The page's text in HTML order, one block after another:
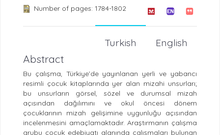
Number of pages: 1784-1802
English
Turkish
Abstract
Bu çalışma, Türkiye’de yayınlanan yerli ve yabancı
resimli çocuk kitaplarında yer alan mizahi unsurları;
bu unsurların görsel, sözel ve durumsal mizah
açısından dağılımını ve okul öncesi dönem
çocuklarının mizah gelişimine uygunluğu açısından
incelenmesini amaçlamaktadır. Araştırmanın çalışma
grubu çocuk edebiyatı alanında çalışmaları bulunan